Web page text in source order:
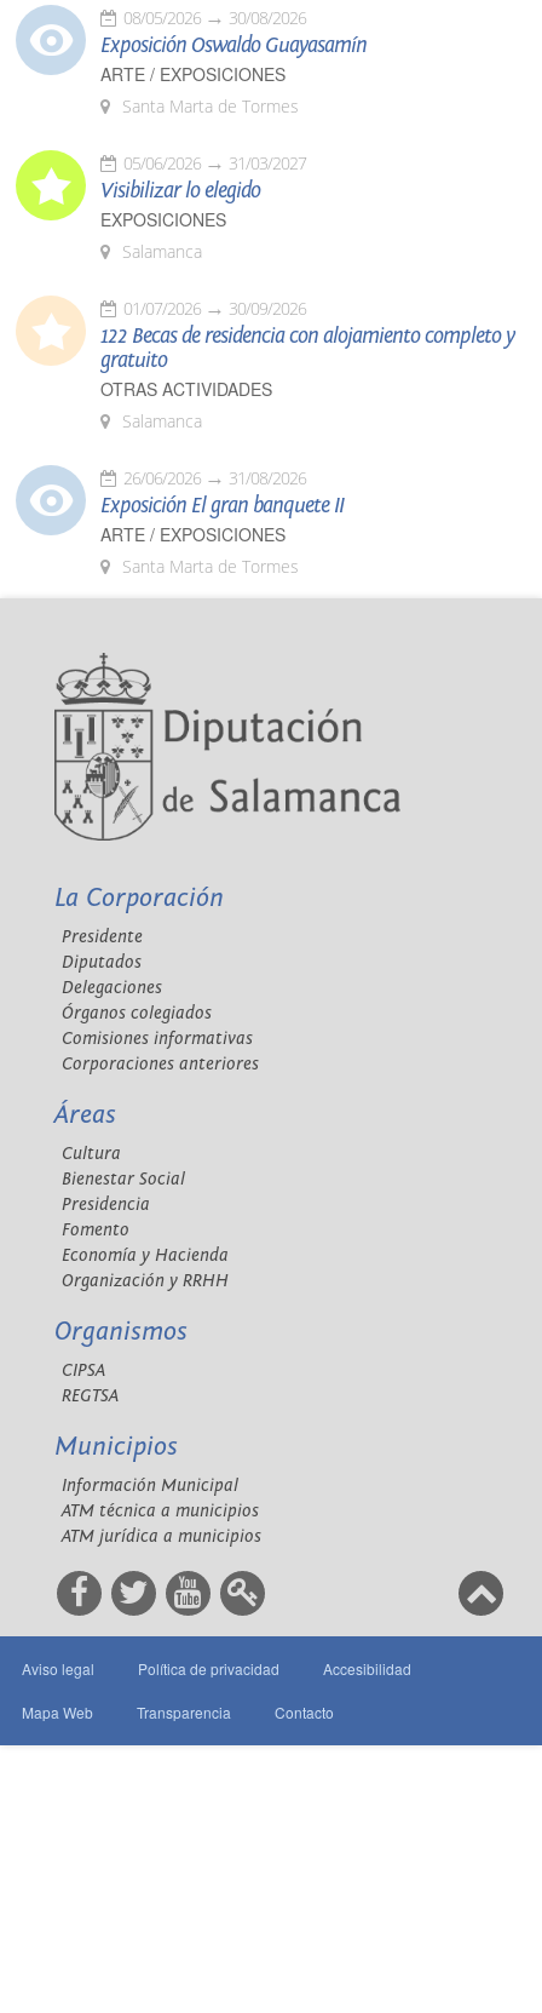
08/05/2026 30/08/2026
Exposición Oswaldo Guayasamín
ARTE / EXPOSICIONES
Santa Marta de Tormes
05/06/2026 31/03/2027
Visibilizar lo elegido
EXPOSICIONES
Salamanca
01/07/2026 30/09/2026
122 Becas de residencia con alojamiento completo y
gratuito
OTRAS ACTIVIDADES
Salamanca
26/06/2026 31/08/2026
Exposición El gran banquete II
ARTE / EXPOSICIONES
Santa Marta de Tormes
La Corporación
Presidente
Diputados
Delegaciones
Órganos colegiados
Comisiones informativas
Corporaciones anteriores
Áreas
Cultura
Bienestar Social
Presidencia
Fomento
Economía y Hacienda
Organización y RRHH
Organismos
CIPSA
REGTSA
Municipios
Información Municipal
ATM técnica a municipios
ATM jurídica a municipios
Aviso legal Política de privacidad Accesibilidad
Mapa Web Transparencia Contacto